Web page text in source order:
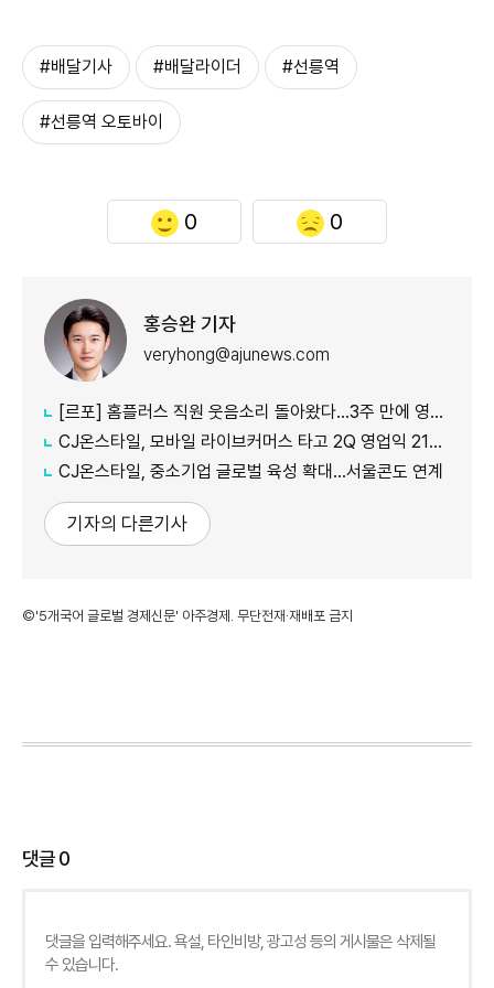
#배달기사 #배달라이더 #선릉역
#선릉역 오토바이
0 0
홍승완 기자
veryhong@ajunews.com
[르포] 홈플러스 직원 웃음소리 돌아왔다…3주 만에 영업 재개 채비
CJ온스타일, 모바일 라이브커머스 타고 2Q 영업익 21%↑
CJ온스타일, 중소기업 글로벌 육성 확대…서울콘도 연계
기자의 다른기사
©'5개국어 글로벌 경제신문' 아주경제. 무단전재·재배포 금지
댓글0